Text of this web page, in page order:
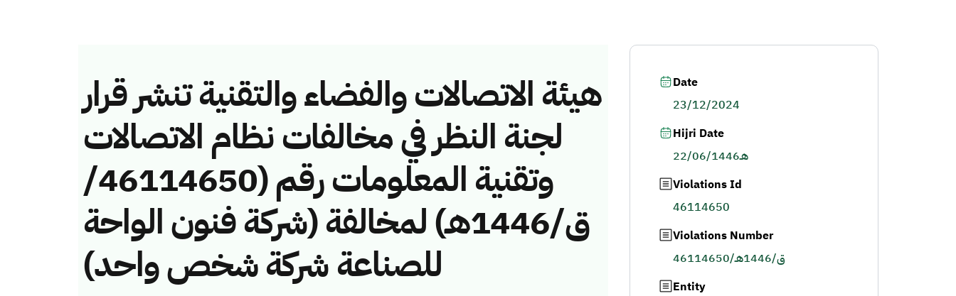
هيئة الاتصالات والفضاء والتقنية تنشر قرار
لجنة النظر في مخالفات نظام الاتصالات
وتقنية المعلومات رقم (46114650/
ق/1446هـ) لمخالفة (شركة فنون الواحة
للصناعة شركة شخص واحد)
Date
23/12/2024
Hijri Date
22/06/1446هـ
Violations Id
46114650
Violations Number
46114650/ق/1446هـ
Entity